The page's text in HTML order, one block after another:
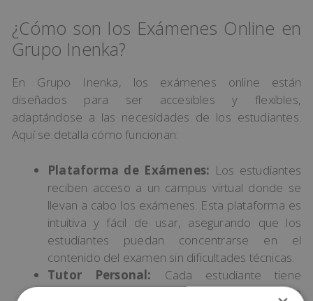
¿Cómo son los Exámenes Online en
Grupo Inenka?
En Grupo Inenka, los exámenes online están
diseñados para ser accesibles y flexibles,
adaptándose a las necesidades de los estudiantes.
Aquí se detalla cómo funcionan:
Plataforma de Exámenes: Los estudiantes
reciben acceso a un campus virtual donde se
llevan a cabo los exámenes. Esta plataforma es
intuitiva y fácil de usar, asegurando que los
estudiantes puedan concentrarse en el
contenido del examen sin dificultades técnicas.
Tutor Personal: Cada estudiante tiene
asignado un tutor personal que está disponible